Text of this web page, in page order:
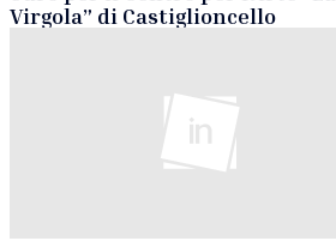
Virgola” di Castiglioncello